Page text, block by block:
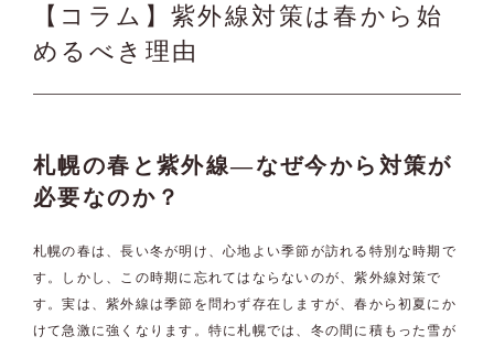
【コラム】紫外線対策は春から始
めるべき理由
札幌の春と紫外線—なぜ今から対策が
必要なのか？
札幌の春は、長い冬が明け、心地よい季節が訪れる特別な時期で
す。しかし、この時期に忘れてはならないのが、紫外線対策で
す。実は、紫外線は季節を問わず存在しますが、春から初夏にか
けて急激に強くなります。特に札幌では、冬の間に積もった雪が